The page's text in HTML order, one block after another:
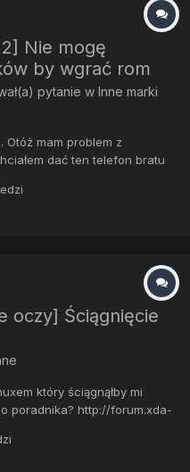
Nie mogę
by wgrać rom
pytanie w Inne marki
Otóż mam problem z
dać ten telefon bratu
Vertis Overmax
ale się nie da albo...
oczy] Ściągnięcie
który ściągnąłby mi
poradnika? http://forum.xda-
i 2.2.2_r1) wrzucić go
Zipa/7zipa tak d...